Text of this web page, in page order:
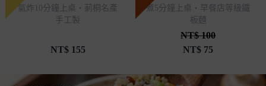
氣炸10分鐘上桌・莿桐名產
手工製
NT$155
煮5分鐘上桌・早餐店等級鐵
板麵
NT$ 100
NT$ 75